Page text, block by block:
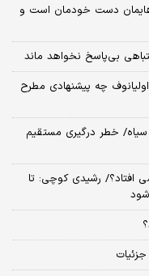
دست خودمان است و
بی‌پاسخ نخواهد ماند
چه پیشنهادی مطرح
خطر درگیری مستقیم
افتاد؟/ رشیدی کوچی: تا